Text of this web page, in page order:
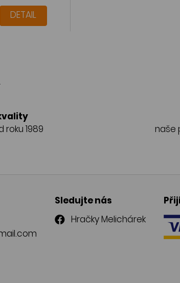
DETAIL
roku 1989
naše
Sledujte nás
Hračky Melichárek